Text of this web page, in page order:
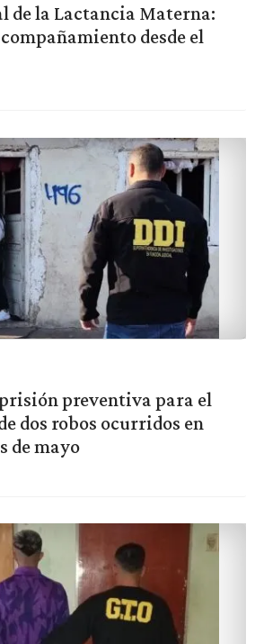
de la Lactancia Materna:
desde el
preventiva para el
dos robos ocurridos en
de mayo